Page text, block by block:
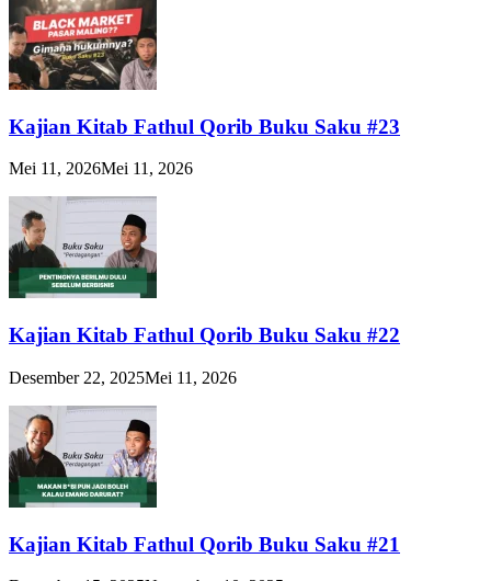
Kajian Kitab Fathul Qorib Buku Saku #23
Mei 11, 2026Mei 11, 2026
Kajian Kitab Fathul Qorib Buku Saku #22
Desember 22, 2025Mei 11, 2026
Kajian Kitab Fathul Qorib Buku Saku #21